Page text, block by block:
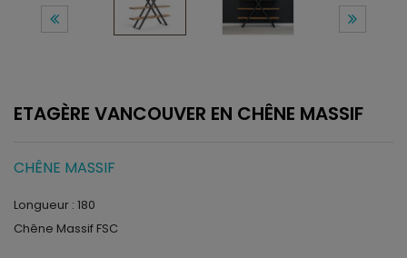
ETAGÈRE VANCOUVER EN CHÊNE MASSIF
CHÊNE MASSIF
Longueur : 180
Chêne Massif FSC